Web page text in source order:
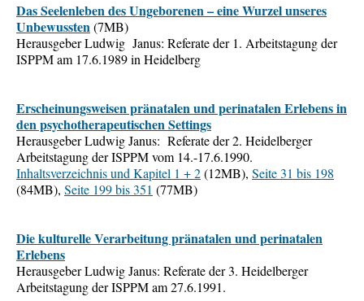
Das Seelenleben des Ungeborenen – eine Wurzel unseres
Unbewussten(7MB)
Herausgeber Ludwig Janus: Referate der 1. Arbeitstagung der
ISPPM am 17.6.1989 in Heidelberg
Erscheinungsweisen pränatalen und perinatalen Erlebens in
den psychotherapeutischen Settings
Herausgeber Ludwig Janus: Referate der 2. Heidelberger
Arbeitstagung der ISPPM vom 14.-17.6.1990.
Inhaltsverzeichnis und Kapitel 1 + 2(12MB), Seite 31 bis 198
(84MB), Seite 199 bis 351 (77MB)
Die kulturelle Verarbeitung pränatalen und perinatalen
Erlebens
Herausgeber Ludwig Janus: Referate der 3. Heidelberger
Arbeitstagung der ISPPM am 27.6.1991.